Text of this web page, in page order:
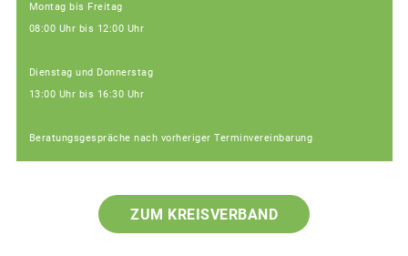
Montag bis Freitag
08:00 Uhr bis 12:00 Uhr
Dienstag und Donnerstag
13:00 Uhr bis 16:30 Uhr
Beratungsgespräche nach vorheriger Terminvereinbarung
ZUM KREISVERBAND